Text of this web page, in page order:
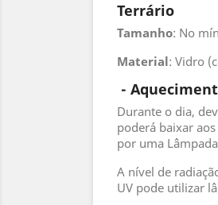
Terrário
Tamanho: No
Material: Vidro
-
Durante o dia,
poderá baixar
por uma
A nível de
UV pode utilizar